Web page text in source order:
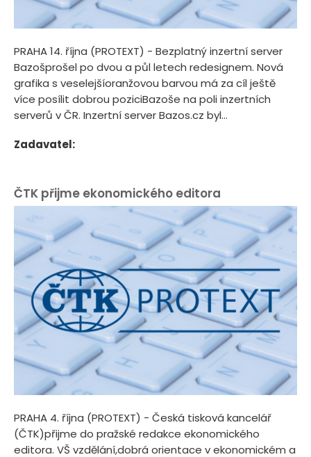
PRAHA 14. října (PROTEXT) - Bezplatný inzertní server
Bazošprošel po dvou a půl letech redesignem. Nová
grafika s veselejšíoranžovou barvou má za cíl ještě
více posílit dobrou poziciBazoše na poli inzertních
serverů v ČR. Inzertní server Bazos.cz byl...
Zadavatel:
ČTK přijme ekonomického editora
PRAHA 4. října (PROTEXT) - Česká tisková kancelář
(ČTK)přijme do pražské redakce ekonomického
editora. VŠ vzdělání,dobrá orientace v ekonomickém a